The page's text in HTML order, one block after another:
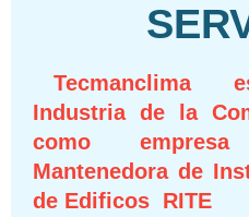
Tecmanclima
Industria de la
como
Mantenedora de
de Edificos RITE